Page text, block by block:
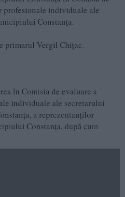
profesionale individuale ale
Constanţa.
primarul Vergil Chiţac.
în Comisia de evaluare a
individuale ale secretarului
a reprezentanților
Constanța, după cum